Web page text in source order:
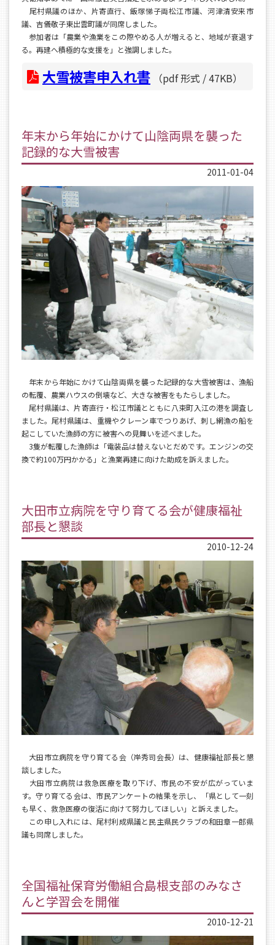
尾村県議のほか、片寄直行、飯塚悌子両松江市議、河津清安来市
議、吉儀敬子東出雲町議が同席しました。
参加者は「農業や漁業をこの際やめる人が増えると、地域が衰退す
る。再建へ積極的な支援を」と強調しました。
大雪被害申入れ書 （pdf 形式 / 47KB）
年末から年始にかけて山陰両県を襲った
記録的な大雪被害
2011-01-04
年末から年始にかけて山陰両県を襲った記録的な大雪被害は、漁船
の転覆、農業ハウスの倒壊など、大きな被害をもたらしました。
尾村県議は、片寄直行・松江市議とともに八束町入江の港を調査し
ました。尾村県議は、重機やクレーン車でつりあげ、刺し網漁の船を
起こしていた漁師の方に被害への見舞いを述べました。
3隻が転覆した漁師は「電装品は替えないとだめです。エンジンの交
換で約100万円かかる」と漁業再建に向けた助成を訴えました。
大田市立病院を守り育てる会が健康福祉
部長と懇談
2010-12-24
大田市立病院を守り育てる会（岸秀司会長）は、健康福祉部長と懇
談しました。
大田市立病院は救急医療を取り下げ、市民の不安が広がっていま
す。守り育てる会は、市民アンケートの結果を示し、「県として一刻
も早く、救急医療の復活に向けて努力してほしい」と訴えました。
この申し入れには、尾村利成県議と民主県民クラブの和田章一郎県
議も同席しました。
全国福祉保育労働組合島根支部のみなさ
んと学習会を開催
2010-12-21